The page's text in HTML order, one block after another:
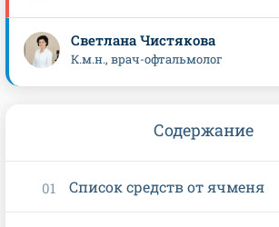
Светлана Чистякова
К.м.н., врач-офтальмолог
Содержание
Список средств от ячменя